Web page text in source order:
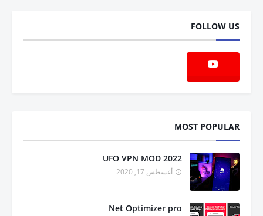
FOLLOW US
MOST POPULAR
UFO VPN MOD 2022
أغسطس 17, 2020
Net Optimizer pro